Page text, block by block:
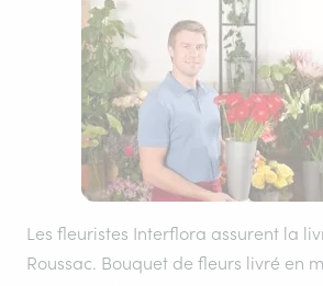
Les fleuristes Interflora assurent la
Roussac. Bouquet de fleurs livré en